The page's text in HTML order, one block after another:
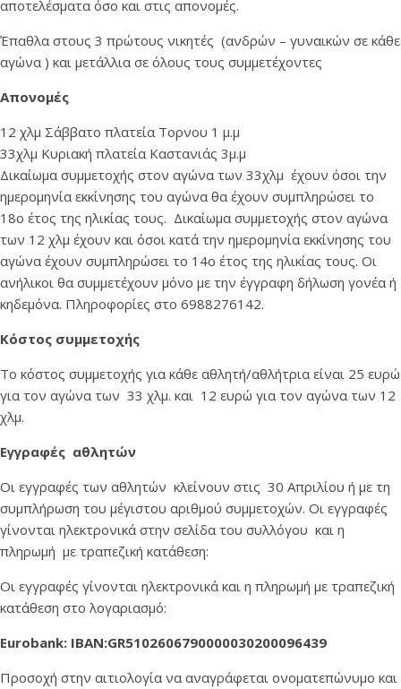
αποτελέσματα όσο και στις απονομές.
Έπαθλα στους 3 πρώτους νικητές (ανδρών – γυναικών σε κάθε
αγώνα ) και μετάλλια σε όλους τους συμμετέχοντες
Απονομές
12 χλμ Σάββατο πλατεία Τορνου 1 μ.μ
33χλμ Κυριακή πλατεία Καστανιάς 3μ.μ
Δικαίωμα συμμετοχής στον αγώνα των 33χλμ έχουν όσοι την
ημερομηνία εκκίνησης του αγώνα θα έχουν συμπληρώσει το
18ο έτος της ηλικίας τους. Δικαίωμα συμμετοχής στον αγώνα
των 12 χλμ έχουν και όσοι κατά την ημερομηνία εκκίνησης του
αγώνα έχουν συμπληρώσει το 14ο έτος της ηλικίας τους. Οι
ανήλικοι θα συμμετέχουν μόνο με την έγγραφη δήλωση γονέα ή
κηδεμόνα. Πληροφορίες στο 6988276142.
Κόστος συμμετοχής
Το κόστος συμμετοχής για κάθε αθλητή/αθλήτρια είναι 25 ευρώ
για τον αγώνα των 33 χλμ. και 12 ευρώ για τον αγώνα των 12
χλμ.
Εγγραφές αθλητών
Οι εγγραφές των αθλητών κλείνουν στις 30 Απριλίου ή με τη
συμπλήρωση του μέγιστου αριθμού συμμετοχών. Οι εγγραφές
γίνονται ηλεκτρονικά στην σελίδα του συλλόγου και η
πληρωμή με τραπεζική κατάθεση:
Οι εγγραφές γίνονται ηλεκτρονικά και η πληρωμή με τραπεζική
κατάθεση στο λογαριασμό:
Eurobank: IBAN:GR5102606790000030200096439
Προσοχή στην αιτιολογία να αναγράφεται ονοματεπώνυμο και